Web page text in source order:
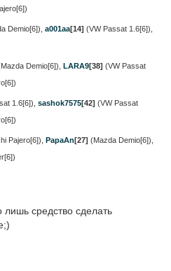
Demio[6]), a001aa[14] (VW Passat 1.6[6]),
Demio[6]), LARA9[38] (VW Passat
1.6[6]), sashok7575[42] (VW Passat
Pajero[6]), PapaAn [27] (Mazda Demio[6]),
средство сделать